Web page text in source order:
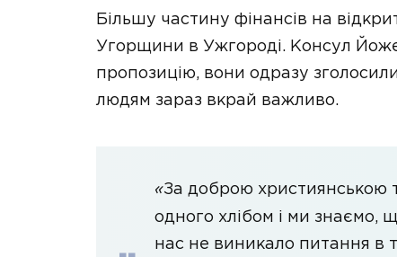
Більшу частину фінансів на
Угорщини в Ужгороді. Консул
пропозицію, вони одразу
людям зараз вкрай важливо.
«За доброю християнською
одного хлібом і ми знаємо,
нас не виникало питання в